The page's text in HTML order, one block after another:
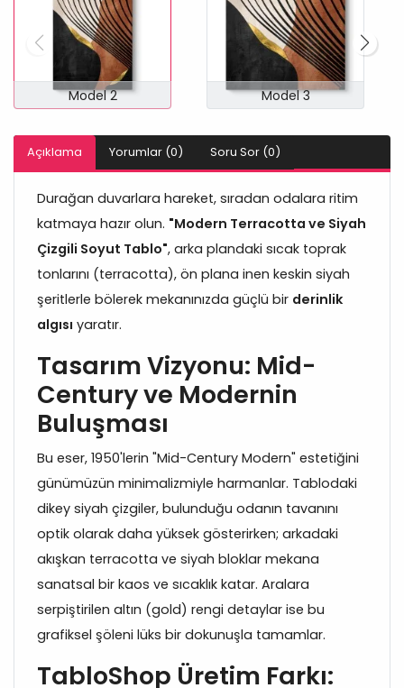
Model 2 Model 3
Açıklama Yorumlar (0) Soru Sor (0)
Durağan duvarlara hareket, sıradan odalara ritim
katmaya hazır olun. "Modern Terracotta ve Siyah
Çizgili Soyut Tablo", arka plandaki sıcak toprak
tonlarını (terracotta), ön plana inen keskin siyah
şeritlerle bölerek mekanınızda güçlü bir derinlik
algısı yaratır.
Tasarım Vizyonu: Mid-
Century ve Modernin
Buluşması
Bu eser, 1950'lerin "Mid-Century Modern" estetiğini
günümüzün minimalizmiyle harmanlar. Tablodaki
dikey siyah çizgiler, bulunduğu odanın tavanını
optik olarak daha yüksek gösterirken; arkadaki
akışkan terracotta ve siyah bloklar mekana
sanatsal bir kaos ve sıcaklık katar. Aralara
serpiştirilen altın (gold) rengi detaylar ise bu
grafiksel şöleni lüks bir dokunuşla tamamlar.
TabloShop Üretim Farkı: